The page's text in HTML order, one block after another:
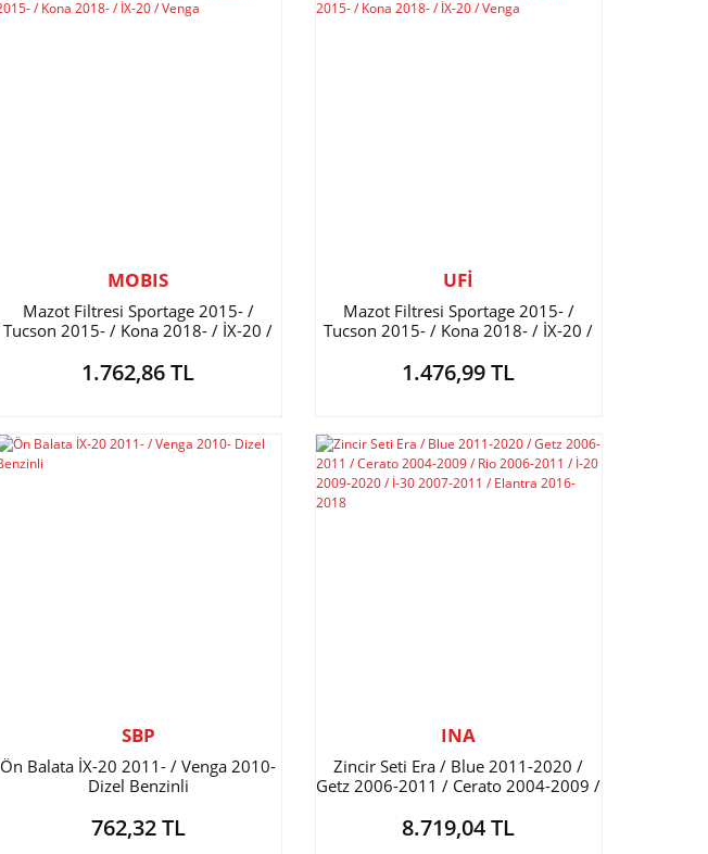
MOBIS
Mazot Filtresi Sportage 2015- /
Tucson 2015- / Kona 2018- / İX-20 /
1.762,86 TL
UFİ
Mazot Filtresi Sportage 2015- /
Tucson 2015- / Kona 2018- / İX-20 /
1.476,99 TL
SBP
Ön Balata İX-20 2011- / Venga 2010-
Dizel Benzinli
762,32 TL
INA
Zincir Seti Era / Blue 2011-2020 /
Getz 2006-2011 / Cerato 2004-2009 /
İ-30 2007-2011 / Elantra 2016-2018
8.719,04 TL